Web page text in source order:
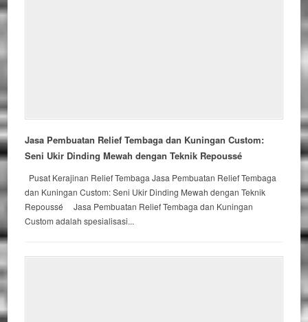
Jasa Pembuatan Relief Tembaga dan Kuningan Custom:
Seni Ukir Dinding Mewah dengan Teknik Repoussé
Pusat Kerajinan Relief Tembaga Jasa Pembuatan Relief Tembaga
dan Kuningan Custom: Seni Ukir Dinding Mewah dengan Teknik
Repoussé Jasa Pembuatan Relief Tembaga dan Kuningan
Custom adalah spesialisasi...